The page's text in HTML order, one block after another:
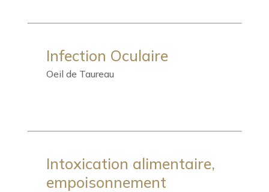
Infection Oculaire
Oeil de Taureau
Intoxication alimentaire,
empoisonnement